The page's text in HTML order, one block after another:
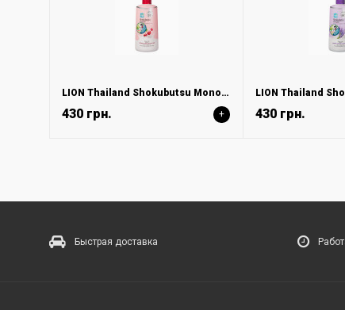
LION Thailand Shokubutsu Monogatari Крем-гель для душа «вишня с молоком» 500 мл
430 грн. + 430 грн.
Быстрая доставка